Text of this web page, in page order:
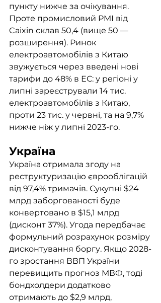
пункту нижче за очікування.
Проте промисловий PMI від
Caixin склав 50,4 (вище 50 —
розширення). Ринок
електроавтомобілів з Китаю
звужується через введені нові
тарифи до 48% в ЕС: у регіоні у
липні зареєстрували 14 тис.
електроавтомобілів з Китаю,
проти 23 тис. у червні, та на 9,7%
нижче ніж у липні 2023-го.
Україна
Україна отримала згоду на
реструктуризацію єврооблігацій
від 97,4% тримачів. Сукупні $24
млрд заборгованості буде
конвертовано в $15,1 млрд
(дисконт 37%). Угода передбачає
формульний розрахунок розміру
дисконтування боргу. Якщо 2028-
го зростання ВВП України
перевищить прогноз МВФ, тоді
бондхолдери додатково
отримають до $2,9 млрд,